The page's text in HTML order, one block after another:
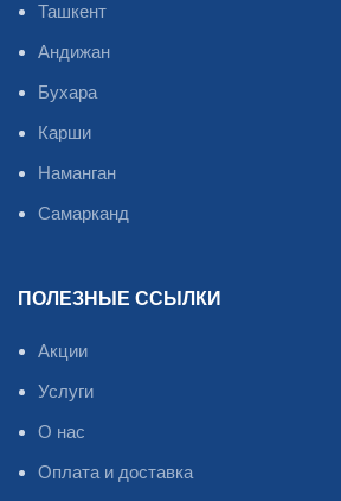
Ташкент
Андижан
Бухара
Карши
Наманган
Самарканд
ПОЛЕЗНЫЕ ССЫЛКИ
Акции
Услуги
О нас
Оплата и доставка